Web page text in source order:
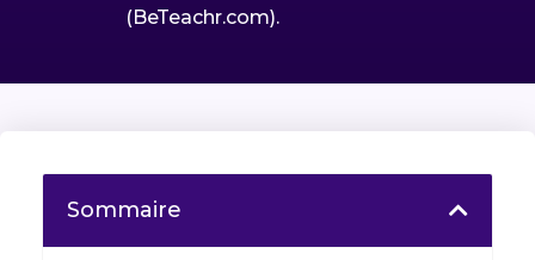
(BeTeachr.com).
Sommaire